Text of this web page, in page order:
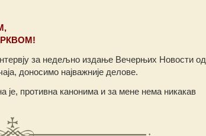
за недељно издање Вечерњих Новости од
доносимо најважније делове.
противна канонима и за мене нема никакав